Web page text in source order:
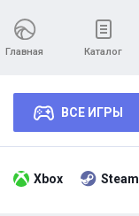
Главная Каталог
ВСЕ ИГРЫ
Xbox Steam